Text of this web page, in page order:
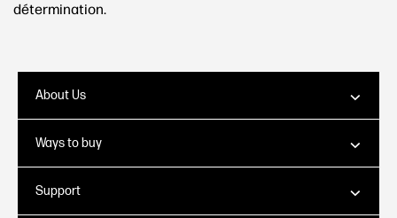
détermination.
About Us
Ways to buy
Support